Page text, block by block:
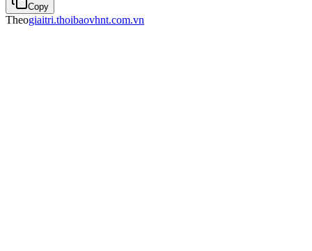
Copy
Theogiaitri.thoibaovhnt.com.vn